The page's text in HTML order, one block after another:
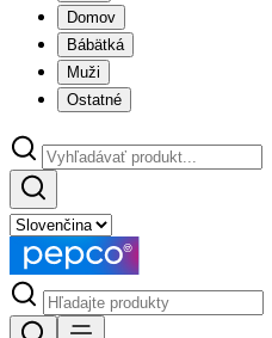
Domov
Bábätká
Muži
Ostatné